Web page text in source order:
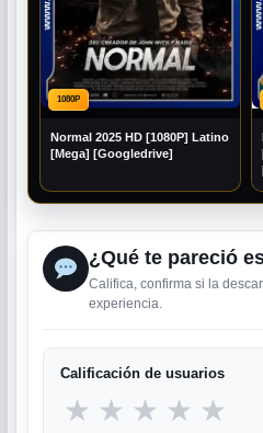
1080P
Normal 2025 HD [1080P] Latino
[Mega] [Googledrive]
¿Qué te pareció
Califica, confirma si la
experiencia.
Calificación de usuarios
★ ★ ★ ★ ★